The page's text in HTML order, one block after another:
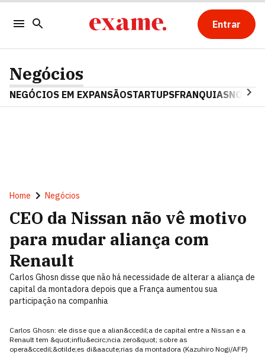
Entrar
Negócios
NEGÓCIOS EM EXPANSÃOSTARTUPSFRANQUIAS
Home Negócios
CEO da Nissan não vê motivo
para mudar aliança com
Renault
Carlos Ghosn disse que não há necessidade de alterar a aliança de
capital da montadora depois que a França aumentou sua
participação na companhia
Carlos Ghosn: ele disse que a alian&ccedil;a de capital entre a Nissan e a
Renault tem &quot;influ&ecirc;ncia zero&quot; sobre as
opera&ccedil;&otilde;es di&aacute;rias da montadora (Kazuhiro Nogi/AFP)